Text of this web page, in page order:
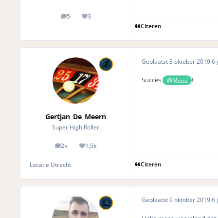
5
posts 3
Reputation
Citeren
Gertjan_De_Meern
Super High Roller
2k
posts 1,5k
Reputation
Locatie Utrecht
Geplaatst8 oktober 20196
Succes @Mees !
Citeren
Geplaatst9 oktober 20196